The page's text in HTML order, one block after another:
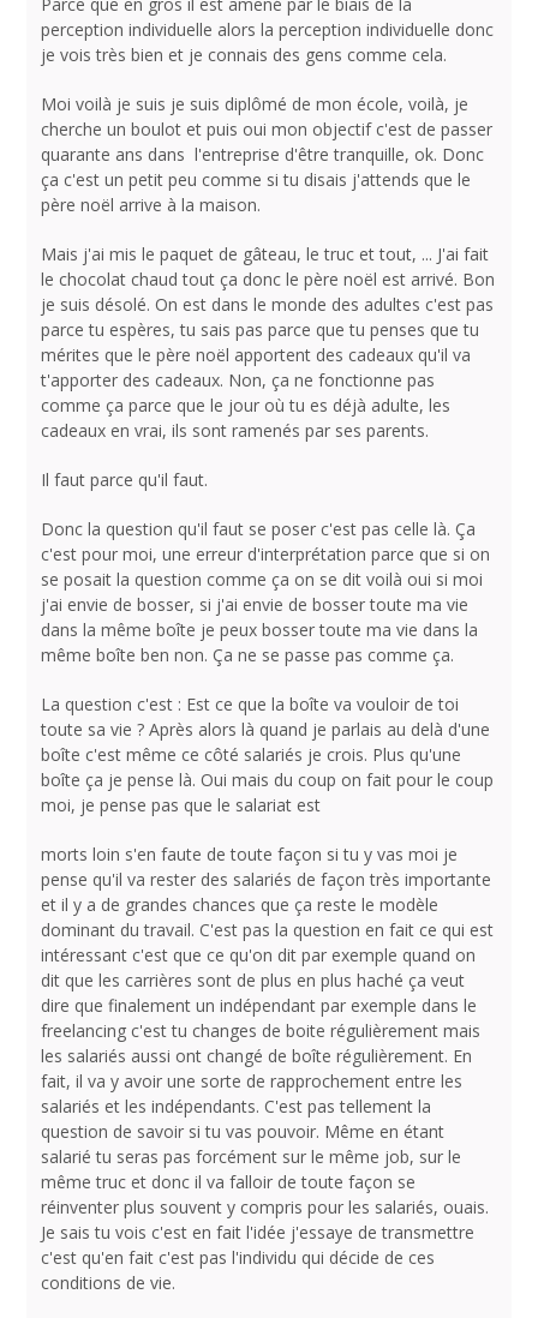
perception individuelle alors la perception individuelle donc
je vois très bien et je connais des gens comme cela.
Moi voilà je suis je suis diplômé de mon école, voilà, je
cherche un boulot et puis oui mon objectif c'est de passer
quarante ans dans l'entreprise d'être tranquille, ok. Donc
ça c'est un petit peu comme si tu disais j'attends que le
père noël arrive à la maison.
Mais j'ai mis le paquet de gâteau, le truc et tout, ... J'ai fait
le chocolat chaud tout ça donc le père noël est arrivé. Bon
je suis désolé. On est dans le monde des adultes c'est pas
parce tu espères, tu sais pas parce que tu penses que tu
mérites que le père noël apportent des cadeaux qu'il va
t'apporter des cadeaux. Non, ça ne fonctionne pas
comme ça parce que le jour où tu es déjà adulte, les
cadeaux en vrai, ils sont ramenés par ses parents.
Il faut parce qu'il faut.
Donc la question qu'il faut se poser c'est pas celle là. Ça
c'est pour moi, une erreur d'interprétation parce que si on
se posait la question comme ça on se dit voilà oui si moi
j'ai envie de bosser, si j'ai envie de bosser toute ma vie
dans la même boîte je peux bosser toute ma vie dans la
même boîte ben non. Ça ne se passe pas comme ça.
La question c'est : Est ce que la boîte va vouloir de toi
toute sa vie ? Après alors là quand je parlais au delà d'une
boîte c'est même ce côté salariés je crois. Plus qu'une
boîte ça je pense là. Oui mais du coup on fait pour le coup
moi, je pense pas que le salariat est
morts loin s'en faute de toute façon si tu y vas moi je
pense qu'il va rester des salariés de façon très importante
et il y a de grandes chances que ça reste le modèle
dominant du travail. C'est pas la question en fait ce qui est
intéressant c'est que ce qu'on dit par exemple quand on
dit que les carrières sont de plus en plus haché ça veut
dire que finalement un indépendant par exemple dans le
freelancing c'est tu changes de boite régulièrement mais
les salariés aussi ont changé de boîte régulièrement. En
fait, il va y avoir une sorte de rapprochement entre les
salariés et les indépendants. C'est pas tellement la
question de savoir si tu vas pouvoir. Même en étant
salarié tu seras pas forcément sur le même job, sur le
même truc et donc il va falloir de toute façon se
réinventer plus souvent y compris pour les salariés, ouais.
Je sais tu vois c'est en fait l'idée j'essaye de transmettre
c'est qu'en fait c'est pas l'individu qui décide de ces
conditions de vie.